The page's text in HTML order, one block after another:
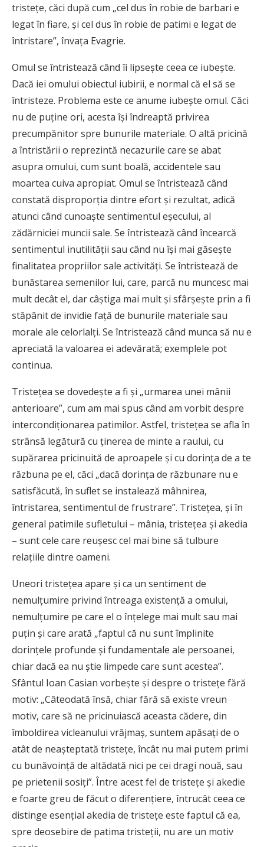
tristeţe, căci după cum „cel dus în robie de barbari e
legat în fiare, şi cel dus în robie de patimi e legat de
întristare”, învaţa Evagrie.
Omul se întristează când îi lipseşte ceea ce iubeşte.
Dacă iei omului obiectul iubirii, e normal că el să se
întristeze. Problema este ce anume iubeşte omul. Căci
nu de puţine ori, acesta îşi îndreaptă privirea
precumpănitor spre bunurile materiale. O altă pricină
a întristării o reprezintă necazurile care se abat
asupra omului, cum sunt boală, accidentele sau
moartea cuiva apropiat. Omul se întristează când
constată disproporţia dintre efort şi rezultat, adică
atunci când cunoaşte sentimentul eşecului, al
zădărniciei muncii sale. Se întristează când încearcă
sentimentul inutilităţii sau când nu îşi mai găseşte
finalitatea propriilor sale activităţi. Se întristează de
bunăstarea semenilor lui, care, parcă nu muncesc mai
mult decât el, dar câştiga mai mult şi sfârşeşte prin a fi
stăpânit de invidie faţă de bunurile materiale sau
morale ale celorlalţi. Se întristează când munca să nu e
apreciată la valoarea ei adevărată; exemplele pot
continua.
Tristeţea se dovedeşte a fi şi „urmarea unei mânii
anterioare”, cum am mai spus când am vorbit despre
intercondiţionarea patimilor. Astfel, tristeţea se afla în
strânsă legătură cu ţinerea de minte a raului, cu
supărarea pricinuită de aproapele şi cu dorinţa de a te
răzbuna pe el, căci „dacă dorinţa de răzbunare nu e
satisfăcută, în suflet se instalează mâhnirea,
întristarea, sentimentul de frustrare”. Tristeţea, şi în
general patimile sufletului – mânia, tristeţea şi akedia
– sunt cele care reuşesc cel mai bine să tulbure
relaţiile dintre oameni.
Uneori tristeţea apare şi ca un sentiment de
nemulţumire privind întreaga existenţă a omului,
nemulţumire pe care el o înţelege mai mult sau mai
puţin şi care arată „faptul că nu sunt împlinite
dorinţele profunde şi fundamentale ale persoanei,
chiar dacă ea nu ştie limpede care sunt acestea”.
Sfântul Ioan Casian vorbeşte şi despre o tristeţe fără
motiv: „Câteodată însă, chiar fără să existe vreun
motiv, care să ne pricinuiască aceasta cădere, din
îmboldirea vicleanului vrăjmaş, suntem apăsaţi de o
atât de neaşteptată tristeţe, încât nu mai putem primi
cu bunăvoinţă de altădată nici pe cei dragi nouă, sau
pe prietenii sosiţi”. Între acest fel de tristeţe şi akedie
e foarte greu de făcut o diferenţiere, întrucât ceea ce
distinge esenţial akedia de tristeţe este faptul că ea,
spre deosebire de patima tristeţii, nu are un motiv